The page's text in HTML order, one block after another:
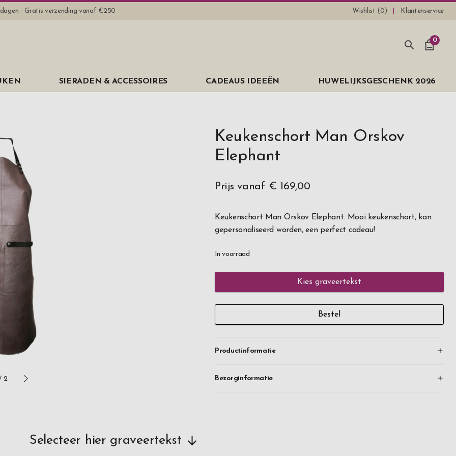
- Gratis verzending vanaf €250 Wishlist (0) Klantenservice
0
SIERADEN & ACCESSOIRES CADEAUS IDEEËN HUWELIJKSGESCHENK 2026
2
Keukenschort Man Orskov
Elephant
Prijs vanaf € 169,00
Keukenschort Man Orskov Elephant. Mooi keukenschort, kan
gepersonaliseerd worden, een perfect cadeau!
In voorraad
Kies graveertekst
Bestel
Productinformatie
Bezorginformatie
Selecteer hier graveertekst